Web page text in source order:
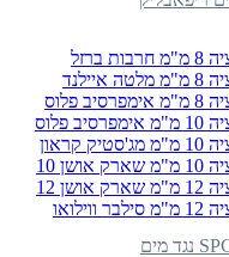
ברזל
פלוס
פלוס
10
12